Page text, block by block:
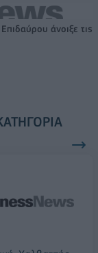
άνοιξε τις